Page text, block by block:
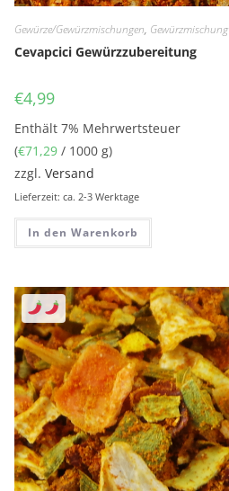
Gewürze/Gewürzmischungen, Gewürzmischung
Cevapcici Gewürzzubereitung
€4,99
Enthält 7% Mehrwertsteuer
(€71,29 / 1000 g)
zzgl.Versand
Lieferzeit: ca. 2-3 Werktage
In den Warenkorb